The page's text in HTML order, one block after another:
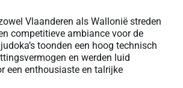
Vlaanderen als Wallonië streden
competitieve ambiance voor de
toonden een hoog technisch
en werden luid
een enthousiaste en talrijke